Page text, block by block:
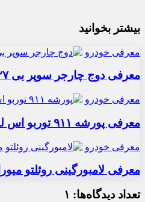
بیشتر بخوانید
معرفی خودرو
معرفی دوج چارجر سوپر بی ۲۰۲۷: ۶۰۰ اسب بخار قدرت
معرفی خودرو
معرفی پورشه ۹۱۱ توربو اس لند داون آندر: رنگ‌آمیزی اختصاصی
معرفی خودرو
معرفی لامبورگینی روئلتو میورا ۶۰ هومج ۲۰۲۶: پرچم‌دار هیبریدی
تعداد دیدگاه‌ها: ۱